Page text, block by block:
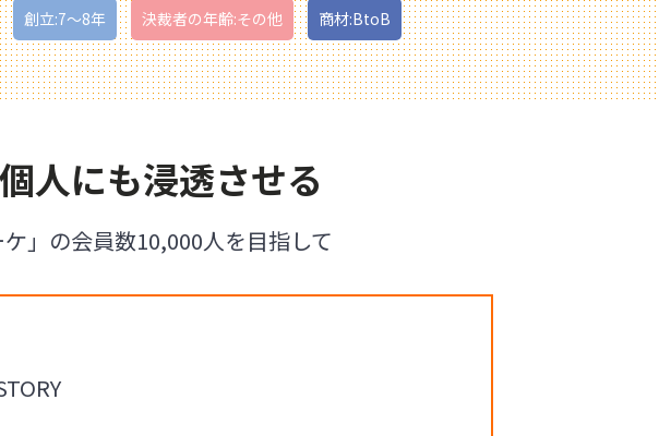
創立:7〜8年 決裁者の年齢:その他 商材:BtoB
人にも浸透させる
」の会員数10,000人を目指して